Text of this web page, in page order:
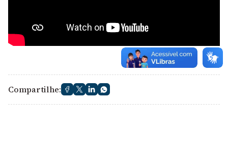
Compartilhe: